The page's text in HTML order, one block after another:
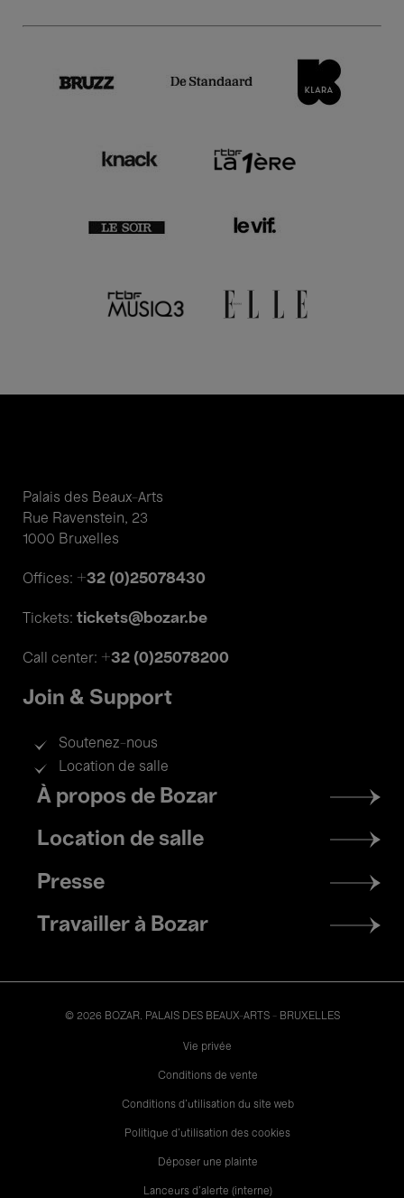
Palais des Beaux-Arts
Rue Ravenstein, 23
1000 Bruxelles
Offices: +32 (0)25078430
Tickets: tickets@bozar.be
Call center: +32 (0)25078200
Join & Support
Soutenez-nous
Location de salle
Footer
menu
À propos de Bozar
Location de salle
Presse
Travailler à Bozar
© 2026 BOZAR. PALAIS DES BEAUX-ARTS - BRUXELLES
Vie privée
Conditions de vente
Conditions d'utilisation du site web
Politique d'utilisation des cookies
Déposer une plainte
Lanceurs d’alerte (interne)